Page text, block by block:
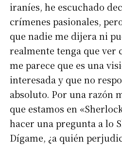
iraníes, he escuchado
crímenes pasionales,
que nadie me dijera ni
realmente tenga que ver
me parece que es una
interesada y que no
absoluto. Por una razón
que estamos en
hacer una pregunta a lo
Dígame, ¿a quién